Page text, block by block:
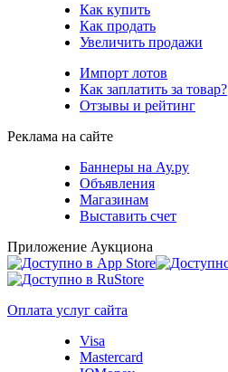
Как купить
Как продать
Увеличить продажи
Импорт лотов
Как заплатить за товар?
Отзывы и рейтинг
Реклама на сайте
Баннеры на Ау.ру
Объявления
Магазинам
Выставить счет
Приложение Аукциона
Оплата услуг сайта
Visa
Mastercard